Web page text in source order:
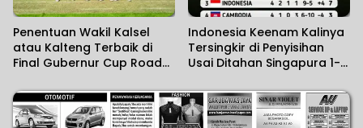
Penentuan Wakil Kalsel
atau Kalteng Terbaik di
Final Gubernur Cup Road
Indonesia Keenam Kalinya
Tersingkir di Penyisihan
Usai Ditahan Singapura 1-1,